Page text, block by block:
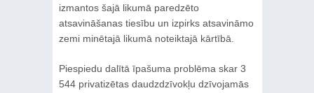
izmantos šajā likumā paredzēto
atsavināšanas tiesību un izpirks atsavināmo
zemi minētajā likumā noteiktajā kārtībā.
Piespiedu dalītā īpašuma problēma skar 3
544 privatizētas daudzdzīvokļu dzīvojamās